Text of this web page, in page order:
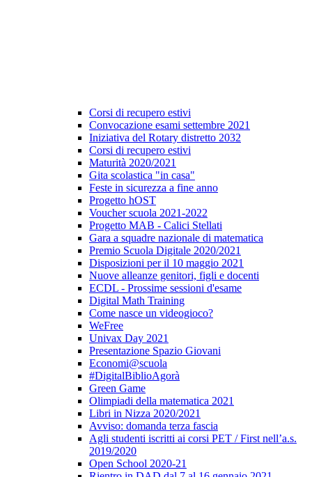
Corsi di recupero estivi
Convocazione esami settembre 2021
Iniziativa del Rotary distretto 2032
Corsi di recupero estivi
Maturità 2020/2021
Gita scolastica "in casa"
Feste in sicurezza a fine anno
Progetto hOST
Voucher scuola 2021-2022
Progetto MAB - Calici Stellati
Gara a squadre nazionale di matematica
Premio Scuola Digitale 2020/2021
Disposizioni per il 10 maggio 2021
Nuove alleanze genitori, figli e docenti
ECDL - Prossime sessioni d'esame
Digital Math Training
Come nasce un videogioco?
WeFree
Univax Day 2021
Presentazione Spazio Giovani
Economi@scuola
#DigitalBiblioAgorà
Green Game
Olimpiadi della matematica 2021
Libri in Nizza 2020/2021
Avviso: domanda terza fascia
Agli studenti iscritti ai corsi PET / First nell’a.s.
2019/2020
Open School 2020-21